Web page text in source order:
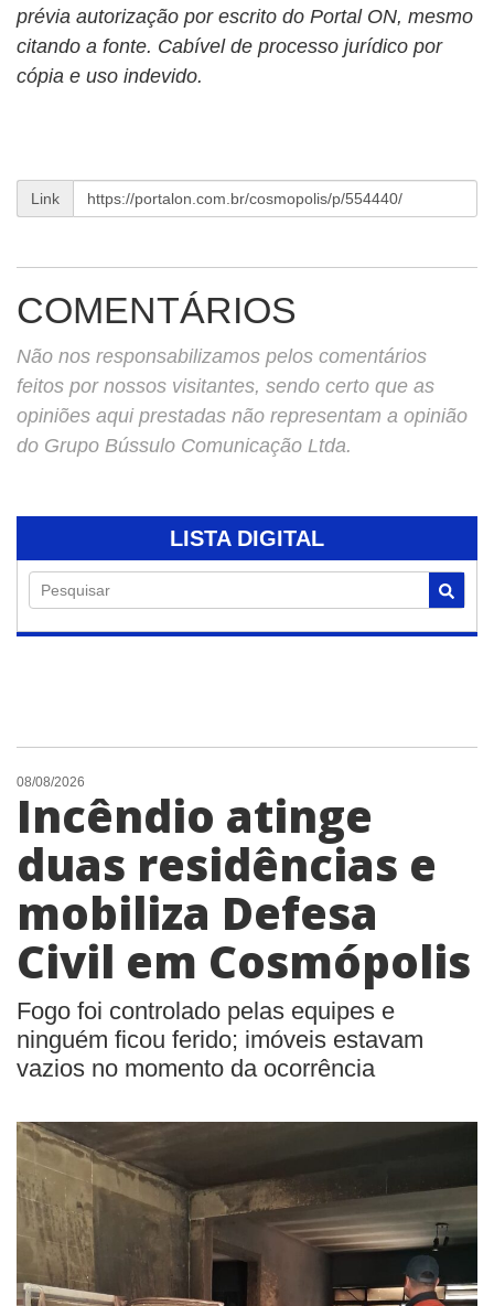
prévia autorização por escrito do Portal ON, mesmo
citando a fonte. Cabível de processo jurídico por
cópia e uso indevido.
Link
COMENTÁRIOS
Não nos responsabilizamos pelos comentários
feitos por nossos visitantes, sendo certo que as
opiniões aqui prestadas não representam a opinião
do Grupo Bússulo Comunicação Ltda.
LISTA DIGITAL
Pesquisar
08/08/2026
Incêndio atinge
duas residências e
mobiliza Defesa
Civil em Cosmópolis
Fogo foi controlado pelas equipes e
ninguém ficou ferido; imóveis estavam
vazios no momento da ocorrência